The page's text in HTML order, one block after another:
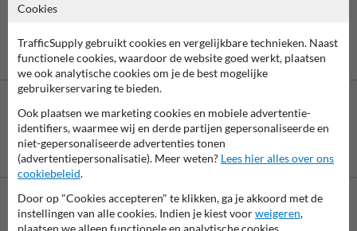
Betaling achteraf
is mogelijk
Neem contact met ons op
Cookies
TrafficSupply gebruikt cookies en vergelijkbare technieken. Naast
functionele cookies, waardoor de website goed werkt, plaatsen
we ook analytische cookies om je de best mogelijke
gebruikerservaring te bieden.
Ook plaatsen we marketing cookies en mobiele advertentie-
identifiers, waarmee wij en derde partijen gepersonaliseerde en
niet-gepersonaliseerde advertenties tonen
(advertentiepersonalisatie). Meer weten? Lees hier alles over ons
cookiebeleid.
Door op "Cookies accepteren" te klikken, ga je akkoord met de
instellingen van alle cookies. Indien je kiest voorweigeren,
plaatsen we alleen functionele en analytische cookies.